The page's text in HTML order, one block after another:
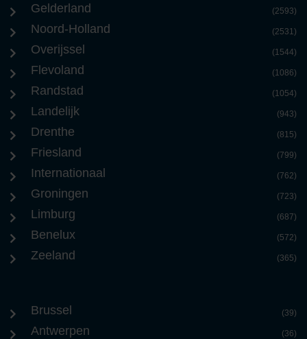
Gelderland (2593)
Noord-Holland (2531)
Overijssel (1544)
Flevoland (1086)
Randstad (1054)
Landelijk (943)
Drenthe (815)
Friesland (799)
Internationaal (762)
Groningen (723)
Limburg (687)
Benelux (572)
Zeeland (365)
Brussel (39)
Antwerpen (36)